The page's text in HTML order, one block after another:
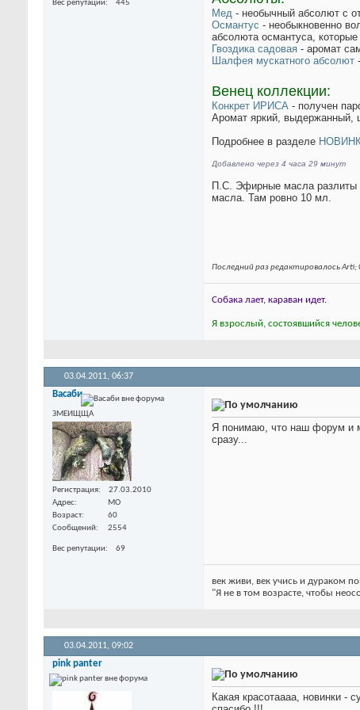
Вес репутации 445
Мед - необычный абсолют с
Османтус - необыкновенно
абсолюта османтуса,
Гвоздика садовая - аромат
Шалфея мускатного абсолют
Венец коллекции:
Конкрет ИРИСА - получен
Аромат яркий, выдержанный,
Подробнее в разделе
Добавлено через 4 часа 29 минут
П.С. Эфирные масла разлиты
масла. Там ровно 10 мл.
Последний раз редактировалось Arti;
Собака лает, караван идет.
Я взрослый, состоявшийся
03.04.2011, 06:37
Васаби
ЗМЕИЩЩА
Регистрация
27.03.2010
Адрес
МО
Возраст
60
Сообщений
2554
Вес репутации 69
Я понимаю, что наш форум и
сразу...
век живи, век учись и дураком
"Я не в том возрасте, чтобы
03.04.2011, 09:02
pink panter
Какая красотаааа, новинки -